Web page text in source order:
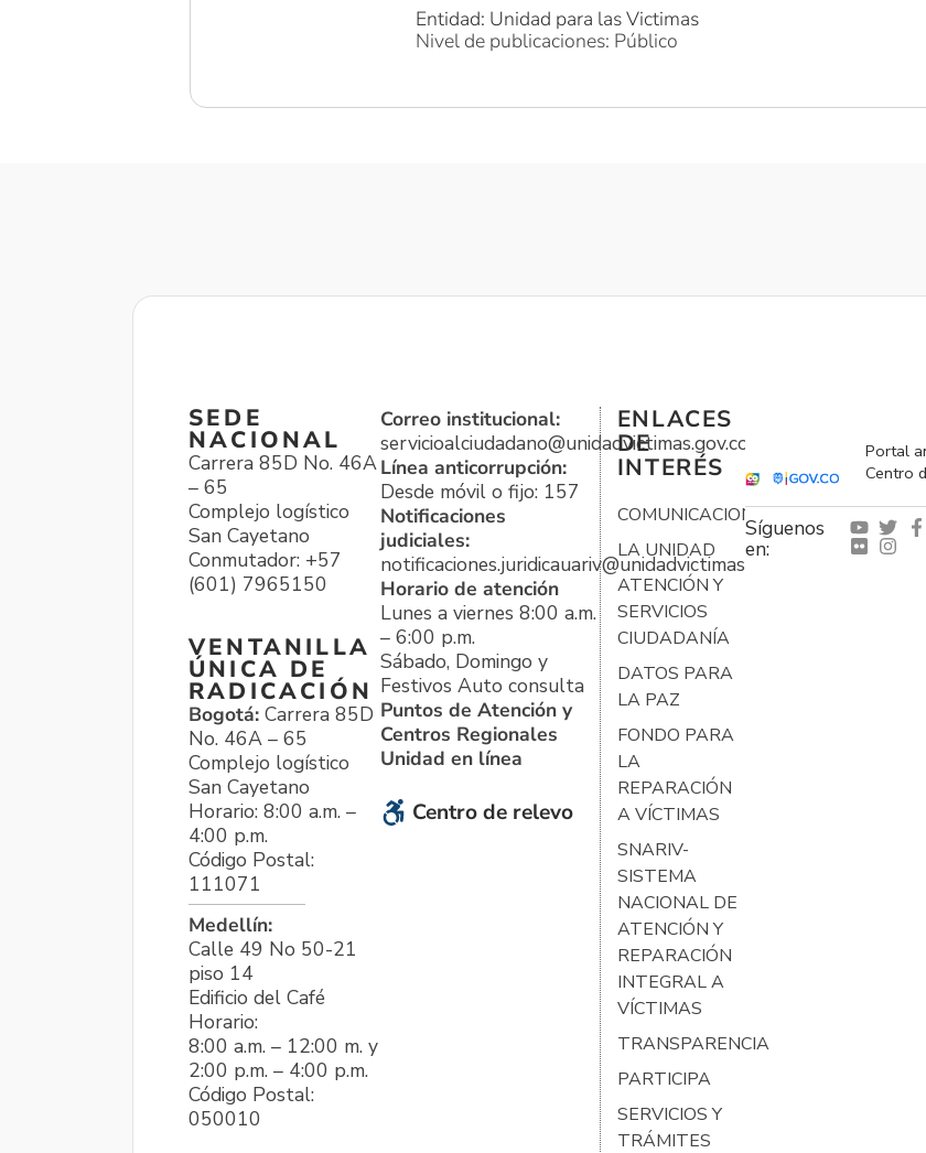
Entidad: Unidad para las Victimas
Nivel de publicaciones: Público
SEDE
NACIONAL
Carrera 85D No. 46A
– 65
Complejo logístico
San Cayetano
Conmutador: +57
(601) 7965150
VENTANILLA
ÚNICA DE
RADICACIÓN
Bogotá: Carrera 85D
No. 46A – 65
Complejo logístico
San Cayetano
Horario: 8:00 a.m. –
4:00 p.m.
Código Postal:
111071
Medellín:
Calle 49 No 50-21
piso 14
Edificio del Café
Horario:
8:00 a.m. – 12:00 m. y
2:00 p.m. – 4:00 p.m.
Código Postal:
050010
Correo institucional:
servicioalciudadano@unidadvictimas.gov.co
Línea anticorrupción:
Desde móvil o fijo: 157
Notificaciones
judiciales:
notificaciones.juridicauariv@unidadvictimas.gov.co
Horario de atención
Lunes a viernes 8:00 a.m.
– 6:00 p.m.
Sábado, Domingo y
Festivos Auto consulta
Puntos de Atención y
Centros Regionales
Unidad en línea
Centro de relevo
ENLACES
DE
INTERÉS
COMUNICACIONES
LA UNIDAD
ATENCIÓN Y
SERVICIOS
CIUDADANÍA
DATOS PARA
LA PAZ
FONDO PARA
LA
REPARACIÓN
A VÍCTIMAS
SNARIV-
SISTEMA
NACIONAL DE
ATENCIÓN Y
REPARACIÓN
INTEGRAL A
VÍCTIMAS
TRANSPARENCIA
PARTICIPA
SERVICIOS Y
TRÁMITES
Portal
Centro
Síguenos
en: